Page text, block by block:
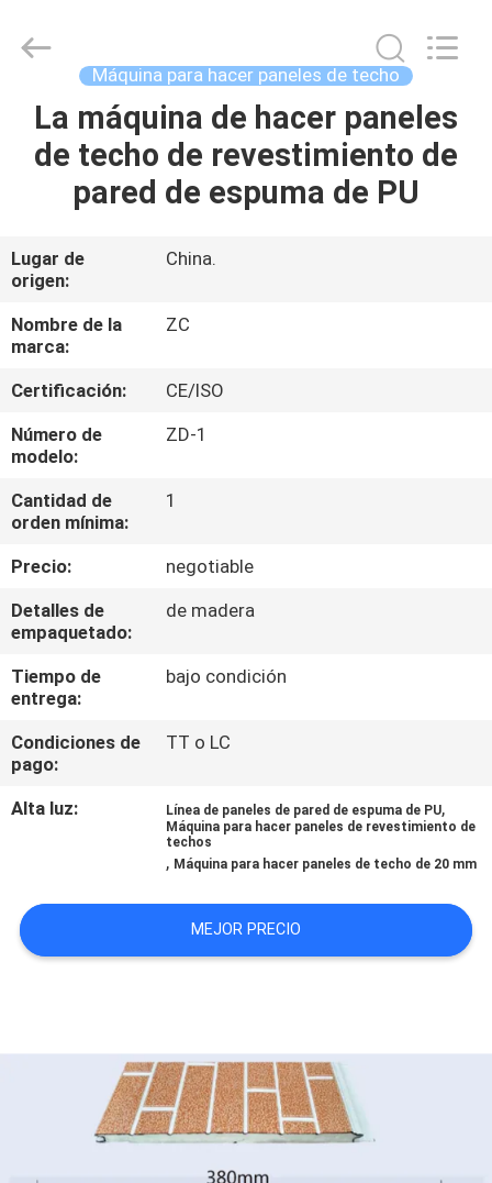
HOGAR
PRODUCTOS
SOBRE
NOSOTROS
VIAJE
DE
LA
DE
CALIDAD
ÉNTRENOS
EN
CONTACTO
CON
PIDA
42kw
Shanghai
Reserved.
Developed
Máquina para hacer paneles de techo
La máquina de hacer paneles
de techo de revestimiento de
pared de espuma de PU
Lugar de
origen:
China.
Nombre de la
marca:
ZC
Certificación:
CE/ISO
Número de
modelo:
ZD-1
Cantidad de
orden mínima:
1
Precio:
negotiable
Detalles de
empaquetado:
de madera
Tiempo de
entrega:
bajo condición
Condiciones de
pago:
TT o LC
Alta luz: Línea de paneles de pared de espuma de PU,
Máquina para hacer paneles de revestimiento de
techos
, Máquina para hacer paneles de techo de 20 mm
MEJOR PRECIO